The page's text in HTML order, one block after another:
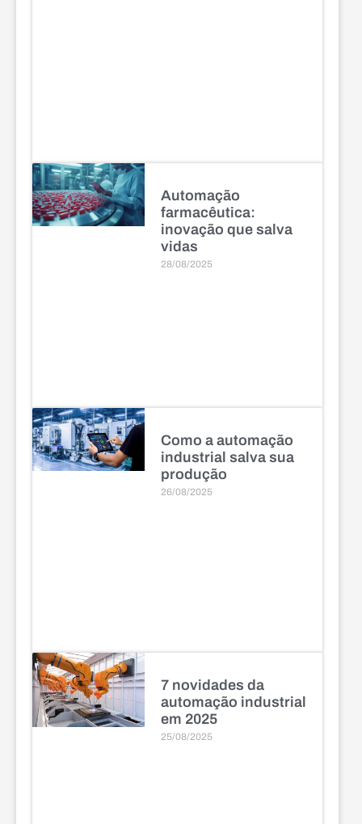
Automação
farmacêutica:
inovação que salva
vidas
28/08/2025
Como a automação
industrial salva sua
produção
26/08/2025
7 novidades da
automação industrial
em 2025
25/08/2025